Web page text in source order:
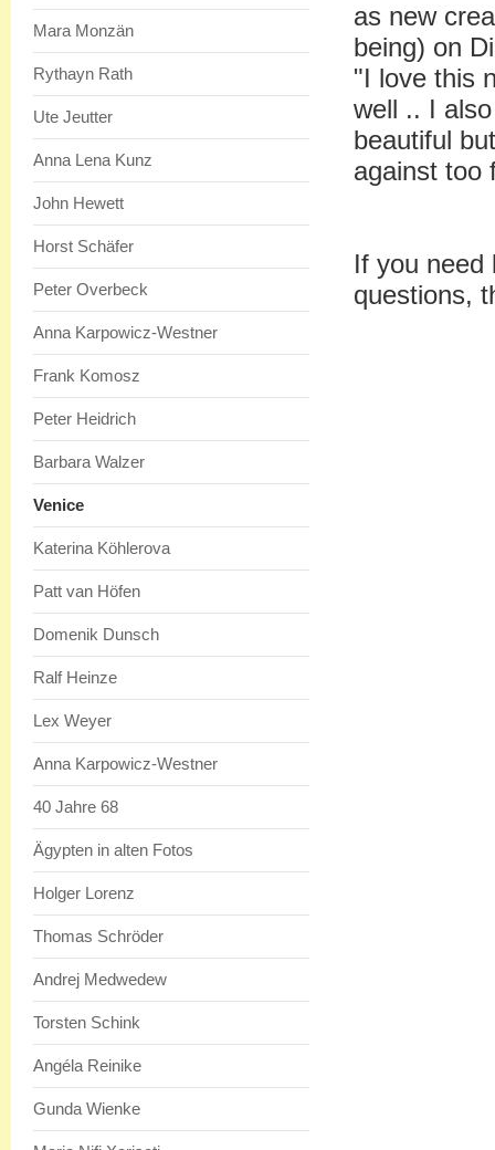
Mara Monzän
Rythayn Rath
Ute Jeutter
Anna Lena Kunz
John Hewett
Horst Schäfer
Peter Overbeck
Anna Karpowicz-Westner
Frank Komosz
Peter Heidrich
Barbara Walzer
Venice
Katerina Köhlerova
Patt van Höfen
Domenik Dunsch
Ralf Heinze
Lex Weyer
Anna Karpowicz-Westner
40 Jahre 68
Ägypten in alten Fotos
Holger Lorenz
Thomas Schröder
Andrej Medwedew
Torsten Schink
Angéla Reinike
Gunda Wienke
as new
being) on
"I love this
well .. I
beautiful
against too
If you need
questions,